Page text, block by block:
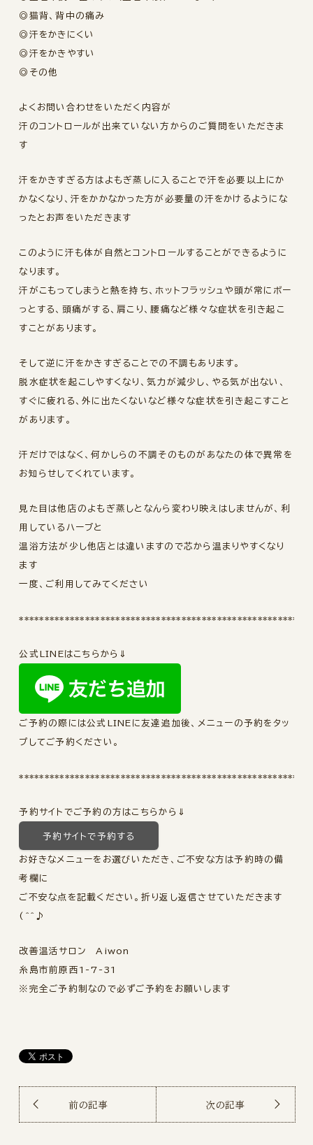
◎猫背、背中の痛み
◎汗をかきにくい
◎汗をかきやすい
◎その他
よくお問い合わせをいただく内容が
汗のコントロールが出来ていない方からのご質問をいただきま
す
汗をかきすぎる方はよもぎ蒸しに入ることで汗を必要以上にか
かなくなり、汗をかかなかった方が必要量の汗をかけるようにな
ったとお声をいただきます
このように汗も体が自然とコントロールすることができるように
なります。
汗がこもってしまうと熱を持ち、ホットフラッシュや頭が常にボー
っとする、頭痛がする、肩こり、腰痛など様々な症状を引き起こ
すことがあります。
そして逆に汗をかきすぎることでの不調もあります。
脱水症状を起こしやすくなり、気力が減少し、やる気が出ない、
すぐに疲れる、外に出たくないなど様々な症状を引き起こすこと
があります。
汗だけではなく、何かしらの不調そのものがあなたの体で異常を
お知らせしてくれています。
見た目は他店のよもぎ蒸しとなんら変わり映えはしませんが、利
用しているハーブと
温浴方法が少し他店とは違いますので芯から温まりやすくなり
ます
一度、ご利用してみてください
公式LINEはこちらから⇓
ご予約の際には公式LINEに友達追加後、メニューの予約をタッ
プしてご予約ください。
**********************************************************
予約サイトでご予約の方はこちらから⇓
予約サイトで予約する
お好きなメニューをお選びいただき、ご不安な方は予約時の備
考欄に
ご不安な点を記載ください。折り返し返信させていただきます
(^^♪
改善温活サロン Aiwon
糸島市前原西1-7-31
※完全ご予約制なので必ずご予約をお願いします
前の記事 次の記事